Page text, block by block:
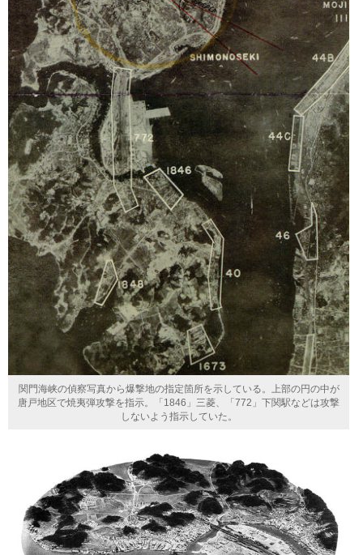
関門海峡の偵察写真から爆撃地の指定箇所を示している。上部の円の中が
唐戸地区で焼夷弾攻撃を指示。「1846」三菱、「772」下関駅などは攻撃
しないよう指示していた。